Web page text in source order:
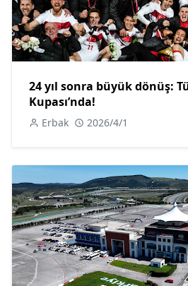
24 yıl sonra büyük dönüş:
Kupası’nda!
Erbak 2026/4/1